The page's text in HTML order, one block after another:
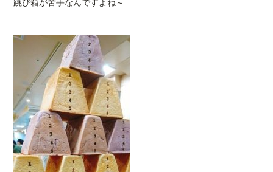
跳び箱が苦手なんですよね～